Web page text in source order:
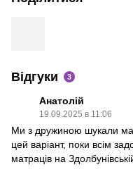
Відгуки 3
Анатолій
19.09.2025 в 11:06
Ми з дружиною шукали
цей варіант, поки всім
матраців на